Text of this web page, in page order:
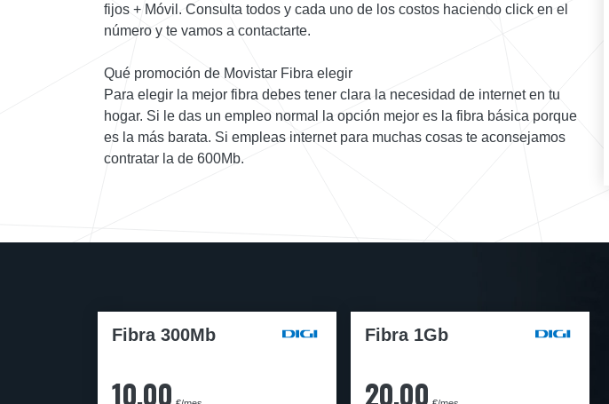
fijos + Móvil. Consulta todos y cada uno de los costos haciendo click en el
número y te vamos a contactarte.
Qué promoción de Movistar Fibra elegir
Para elegir la mejor fibra debes tener clara la necesidad de internet en tu
hogar. Si le das un empleo normal la opción mejor es la fibra básica porque
es la más barata. Si empleas internet para muchas cosas te aconsejamos
contratar la de 600Mb.
Fibra 300Mb
10,00
Fibra 1Gb
20,00